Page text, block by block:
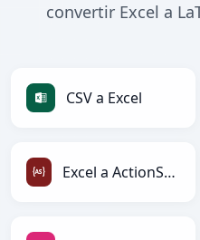
convertir Excel a
CSV a Excel
Excel a ActionScript